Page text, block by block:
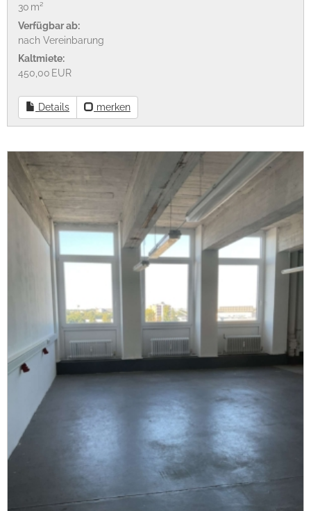
30 m²
Verfügbar ab:
nach Vereinbarung
Kaltmiete:
450,00 EUR
Details merken